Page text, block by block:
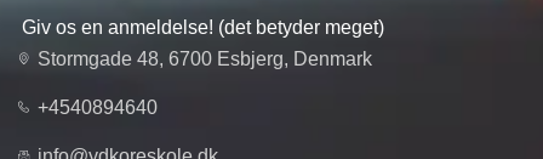
Giv os en anmeldelse! (det betyder meget)
Stormgade 48, 6700 Esbjerg, Denmark
+4540894640